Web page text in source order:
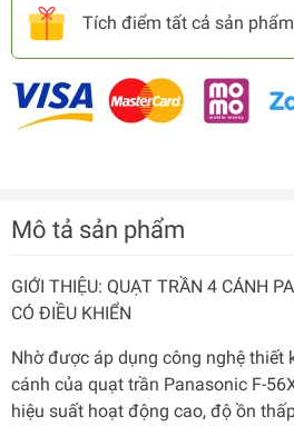
Tích điểm tất cả sản phẩm
Mô tả sản phẩm
GIỚI THIỆU: QUẠT TRẦN 4 CÁNH
CÓ ĐIỀU KHIỂN
Nhờ được áp dụng công nghệ thiết
cánh của quạt trần Panasonic F-
hiệu suất hoạt động cao, độ ồn